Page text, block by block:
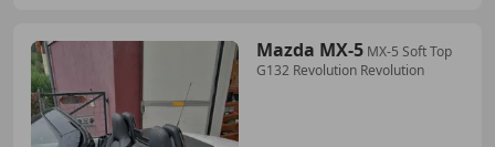
Mazda MX-5 MX-5 Soft Top
G132 Revolution Revolution